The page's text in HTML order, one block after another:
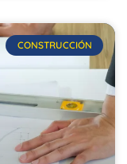
CONSTRUCCIÓN